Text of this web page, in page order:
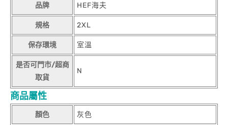
品牌 HEF海夫
規格 2XL
保存環境 室溫
是否可門市/超商
取貨
N
商品屬性
顏色 灰色